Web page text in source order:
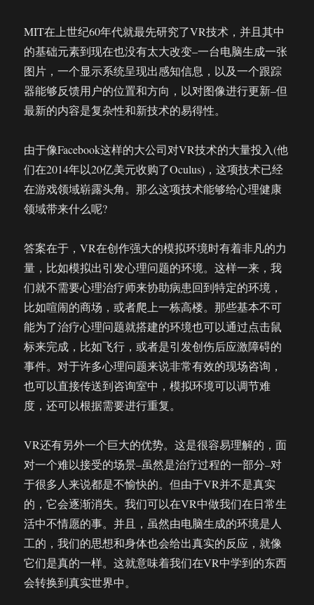
MIT在上世纪60年代就最先研究了VR技术，并且其中
的基础元素到现在也没有太大改变–一台电脑生成一张
图片，一个显示系统呈现出感知信息，以及一个跟踪
器能够反馈用户的位置和方向，以对图像进行更新–但
最新的内容是复杂性和新技术的易得性。
由于像Facebook这样的大公司对VR技术的大量投入(他
们在2014年以20亿美元收购了Oculus)，这项技术已经
在游戏领域崭露头角。那么这项技术能够给心理健康
领域带来什么呢?
答案在于，VR在创作强大的模拟环境时有着非凡的力
量，比如模拟出引发心理问题的环境。这样一来，我
们就不需要心理治疗师来协助病患回到特定的环境，
比如喧闹的商场，或者爬上一栋高楼。那些基本不可
能为了治疗心理问题就搭建的环境也可以通过点击鼠
标来完成，比如飞行，或者是引发创伤后应激障碍的
事件。对于许多心理问题来说非常有效的现场咨询，
也可以直接传送到咨询室中，模拟环境可以调节难
度，还可以根据需要进行重复。
VR还有另外一个巨大的优势。这是很容易理解的，面
对一个难以接受的场景–虽然是治疗过程的一部分–对
于很多人来说都是不愉快的。但由于VR并不是真实
的，它会逐渐消失。我们可以在VR中做我们在日常生
活中不情愿的事。并且，虽然由电脑生成的环境是人
工的，我们的思想和身体也会给出真实的反应，就像
它们是真的一样。这就意味着我们在VR中学到的东西
会转换到真实世界中。